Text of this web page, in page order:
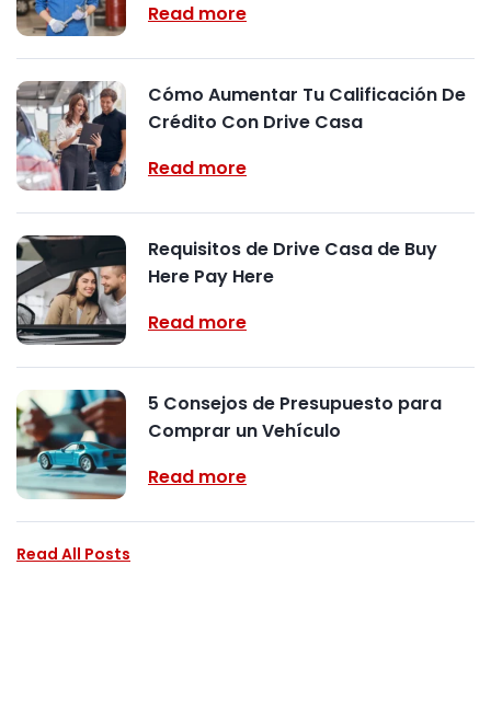
Read more
Cómo Aumentar Tu Calificación De
Crédito Con Drive Casa
Read more
Requisitos de Drive Casa de Buy
Here Pay Here
Read more
5 Consejos de Presupuesto para
Comprar un Vehículo
Read more
Read All Posts